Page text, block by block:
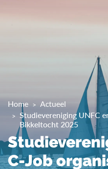
Home
Actueel
Studievereniging UNFC
Bikkeltocht 2025
C-Job